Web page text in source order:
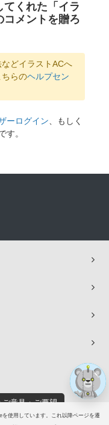
使用しています。これ以降ページを遷
くれた「イラ
コメントを贈ろ
どイラストACへ
らのヘルプセン
ーログイン、もしく
す。
ご意見・ご要望